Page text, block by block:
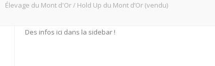
Élevage du Mont d'Or/ Hold Up du Mont d’Or (vendu)
Des infos ici dans la sidebar !